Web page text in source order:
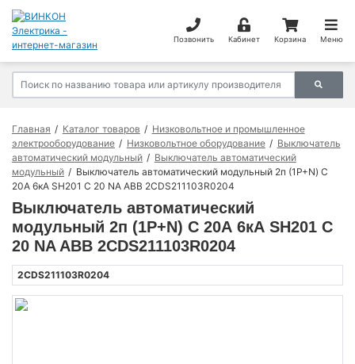
Позвонить Кабинет Корзина Меню
Главная Каталог товаров
Низковольтное и промышленное
электрооборудование
Низковольтное оборудование
Выключатель
автоматический модульный
Выключатель автоматический
модульный
Выключатель автоматический модульный 2п (1P+N) C
20А 6кА SH201 C 20 NA ABB 2CDS211103R0204
Выключатель автоматический
модульный 2п (1P+N) C 20А 6кА SH201 C
20 NA ABB 2CDS211103R0204
2CDS211103R0204